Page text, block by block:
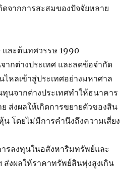
จากการสะสมของปัจจัยหลาย
และต้นทศวรรษ 1990
จากต่างประเทศ และลดข้อจำกัด
ไหลเข้าสู่ประเทศอย่างมหาศาล
นจากต่างประเทศทำให้ธนาคาร
ส่งผลให้เกิดการขยายตัวของสิน
โดยไม่มีการคำนึงถึงความเสี่ยง
รลงทุนในอสังหาริมทรัพย์และ
ส่งผลให้ราคาทรัพย์สินพุ่งสูงเกิน